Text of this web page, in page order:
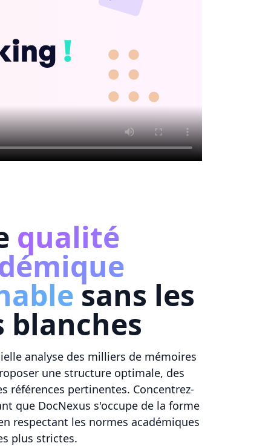
qualité
sans les
analyse des milliers de mémoires
une structure optimale, des
références pertinentes. Concentrez-
que DocNexus s'occupe de la forme
respectant les normes académiques
plus strictes.